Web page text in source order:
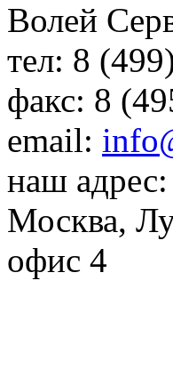
Волей
тел: 8
факс: 8
email:
наш адрес:
Москва,
офис 4